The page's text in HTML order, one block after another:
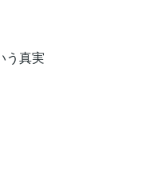
う真実